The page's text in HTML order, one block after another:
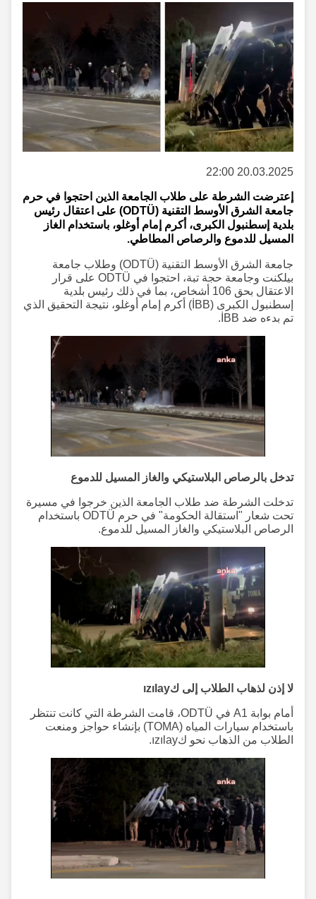
20.03.2025 22:00
إعترضت الشرطة على طلاب الجامعة الذين احتجوا في حرم
جامعة الشرق الأوسط التقنية (ODTÜ) على اعتقال رئيس
بلدية إسطنبول الكبرى، أكرم إمام أوغلو، باستخدام الغاز
المسيل للدموع والرصاص المطاطي.
جامعة الشرق الأوسط التقنية (ODTÜ) وطلاب جامعة
بيلكنت وجامعة حجة تبة، احتجوا في ODTÜ على قرار
الاعتقال بحق 106 أشخاص، بما في ذلك رئيس بلدية
إسطنبول الكبرى (İBB) أكرم إمام أوغلو، نتيجة التحقيق الذي
تم بدءه ضد İBB.
تدخل بالرصاص البلاستيكي والغاز المسيل للدموع
تدخلت الشرطة ضد طلاب الجامعة الذين خرجوا في مسيرة
تحت شعار "استقالة الحكومة" في حرم ODTÜ باستخدام
الرصاص البلاستيكي والغاز المسيل للدموع.
لا إذن لذهاب الطلاب إلى كızılay
أمام بوابة A1 في ODTÜ، قامت الشرطة التي كانت تنتظر
باستخدام سيارات المياه (TOMA) بإنشاء حواجز ومنعت
الطلاب من الذهاب نحو كızılay.